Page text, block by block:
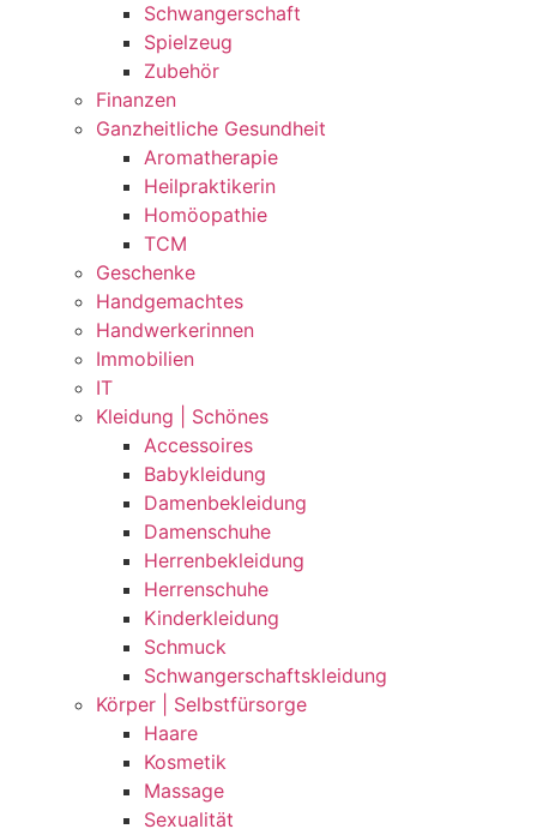
Schwangerschaft
Spielzeug
Zubehör
Finanzen
Ganzheitliche Gesundheit
Aromatherapie
Heilpraktikerin
Homöopathie
TCM
Geschenke
Handgemachtes
Handwerkerinnen
Immobilien
IT
Kleidung | Schönes
Accessoires
Babykleidung
Damenbekleidung
Damenschuhe
Herrenbekleidung
Herrenschuhe
Kinderkleidung
Schmuck
Schwangerschaftskleidung
Körper | Selbstfürsorge
Haare
Kosmetik
Massage
Sexualität